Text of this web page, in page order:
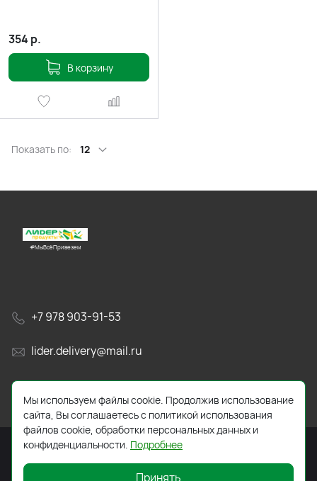
354 р.
В корзину
Показать по: 12
#МыВсёПривезем
+7 978 903-91-53
lider.delivery@mail.ru
просп. Генерала Острякова, 65А
Мы используем файлы cookie. Продолжив использование
сайта, Вы соглашаетесь с политикой использования
файлов cookie, обработки персональных данных и
конфиденциальности. Подробнее
Принять